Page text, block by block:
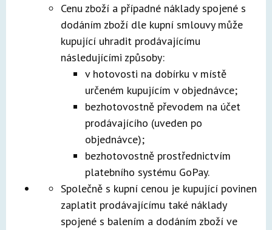
Cenu zboží a případné náklady spojené s
dodáním zboží dle kupní smlouvy může
kupující uhradit prodávajícímu
následujícími způsoby:
v hotovosti na dobírku v místě
určeném kupujícím v objednávce;
bezhotovostně převodem na účet
prodávajícího (uveden po
objednávce);
bezhotovostně prostřednictvím
platebního systému GoPay.
Společně s kupní cenou je kupující povinen
zaplatit prodávajícímu také náklady
spojené s balením a dodáním zboží ve